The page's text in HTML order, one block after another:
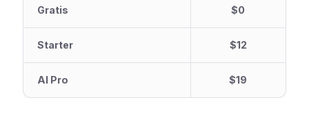
Gratis $0
Starter $12
AI Pro $19